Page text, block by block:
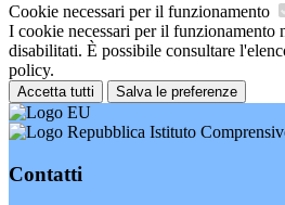
Cookie necessari per il funzionamento
I cookie necessari per il funzionamento
disabilitati. È possibile consultare
policy.
Accetta tutti Salva le preferenze
Istituto
Contatti